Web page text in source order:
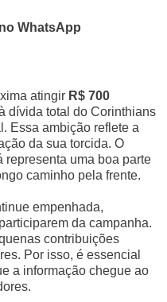
WhatsApp
atingir R$ 700
dívida total do Corinthians
Essa ambição reflete a
da sua torcida. O
representa uma boa parte
caminho pela frente.
empenhada,
da campanha.
contribuições
Por isso, é essencial
a informação chegue ao